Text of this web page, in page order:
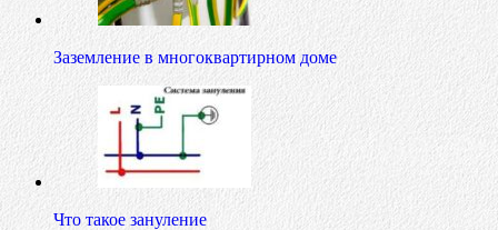
Заземление в многоквартирном доме
Что такое зануление